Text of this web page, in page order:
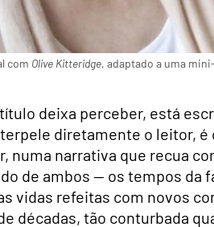
com Olive Kitteridge, adaptado a uma
deixa perceber, está
diretamente o leitor,
numa narrativa que recua
de ambos — os tempos da
vidas refeitas com novos
décadas, tão conturbada